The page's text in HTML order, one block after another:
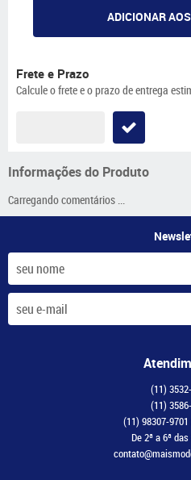
ADICIONAR
Frete e Prazo
Calcule o frete e o prazo de entrega
Informações do Produto
Carregando comentários ...
(11)
(11)
(11) 98307-9701
De 2ª a 6ª